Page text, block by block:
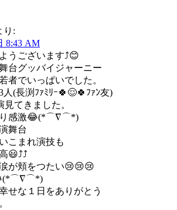
り:
8:43 AM
うございます⤴😊
台グッバイジャーニー
者でいっぱいでした。
人(長渕ﾌｧﾐﾘｰ🍀😌🍀ﾌｧﾝ友)
見てきました。
り感激😂(*⌒∇⌒*)
舞台
こまれ演技も
😃⤴⤴
が頬をつたい😢😢😢
せな１日をありがとう